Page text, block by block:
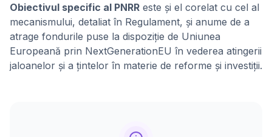
Obiectivul specific al PNRR este și el corelat cu cel al
mecanismului, detaliat în Regulament, și anume de a
atrage fondurile puse la dispoziție de Uniunea
Europeană prin NextGenerationEU în vederea atingerii
jaloanelor și a țintelor în materie de reforme și investiții.